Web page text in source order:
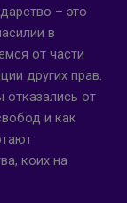
– это
в
от части
других прав.
от
и как
коих на